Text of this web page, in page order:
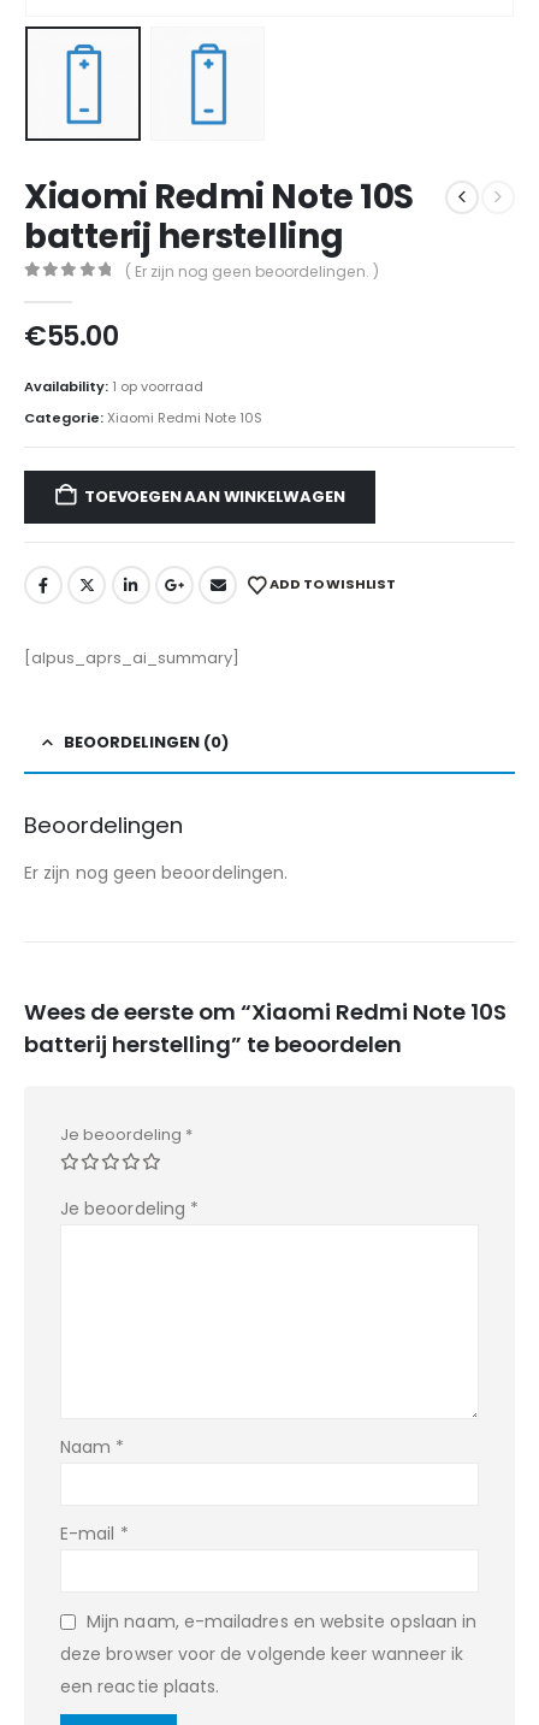
Xiaomi Redmi Note 10S
batterij herstelling
( Er zijn nog geen beoordelingen. )
€55.00
Availability: 1 op voorraad
Categorie:Xiaomi Redmi Note 10S
TOEVOEGEN AAN WINKELWAGEN
ADD TO WISHLIST
[alpus_aprs_ai_summary]
BEOORDELINGEN (0)
Beoordelingen
Er zijn nog geen beoordelingen.
Wees de eerste om “Xiaomi Redmi Note 10S
batterij herstelling” te beoordelen
Je beoordeling *
Je beoordeling *
Naam *
E-mail *
Mijn naam, e-mailadres en website opslaan in
deze browser voor de volgende keer wanneer ik
een reactie plaats.